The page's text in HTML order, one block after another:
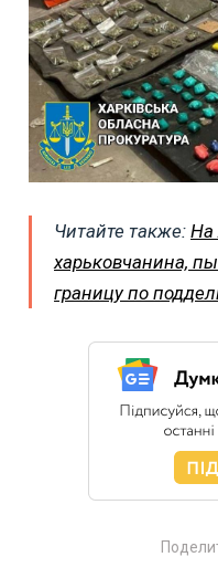
Читайте также: На
харьковчанина,
границу по